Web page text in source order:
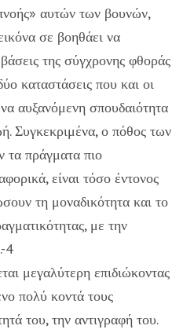
αυτών των βουνών,
σε βοηθάει να
της σύγχρονης φθοράς
καταστάσεις που και οι
αυξανόμενη σπουδαιότητα
Συγκεκριμένα, ο πόθος των
τα πράγματα πιο
είναι τόσο έντονος
τη μοναδικότητα και το
με την
4
μεγαλύτερη επιδιώκοντας
πολύ κοντά τους
του, την αντιγραφή του.